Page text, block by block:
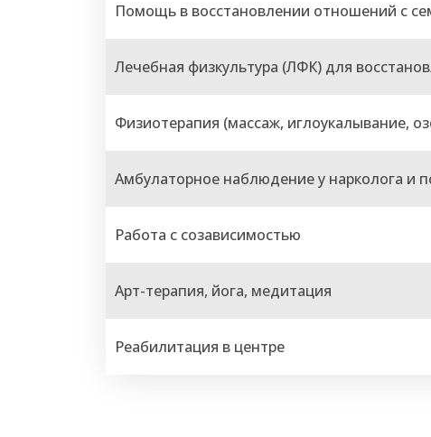
Помощь в восстановлении отношений с
Лечебная физкультура (ЛФК) для
Физиотерапия (массаж, иглоукалывание,
Амбулаторное наблюдение у нарколога и
Работа с созависимостью
Арт-терапия, йога, медитация
Реабилитация в центре